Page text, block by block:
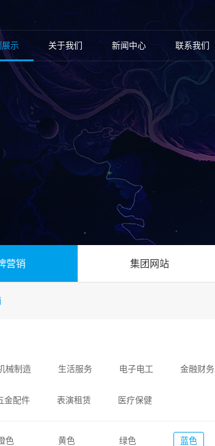
示 关于我们 新闻中心 联系我们
营销 集团网站
械制造 生活服务 电子电工 金融财务
金配件 表演租赁 医疗保健
色 黄色 绿色 蓝色